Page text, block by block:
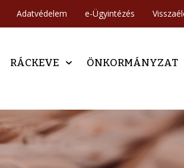
Adatvédelem e-Ügyintézés
RÁCKEVE ÖNKORMÁNYZAT